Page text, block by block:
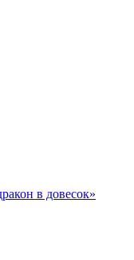
в довесок»